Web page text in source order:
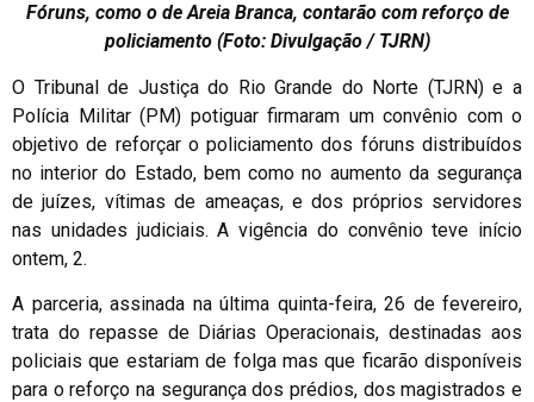
Fóruns, como o de Areia Branca, contarão com reforço de
policiamento (Foto: Divulgação / TJRN)
O Tribunal de Justiça do Rio Grande do Norte (TJRN) e a
Polícia Militar (PM) potiguar firmaram um convênio com o
objetivo de reforçar o policiamento dos fóruns distribuídos
no interior do Estado, bem como no aumento da segurança
de juízes, vítimas de ameaças, e dos próprios servidores
nas unidades judiciais. A vigência do convênio teve início
ontem, 2.
A parceria, assinada na última quinta-feira, 26 de fevereiro,
trata do repasse de Diárias Operacionais, destinadas aos
policiais que estariam de folga mas que ficarão disponíveis
para o reforço na segurança dos prédios, dos magistrados e